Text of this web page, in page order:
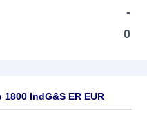
-
0
IndG&S ER EUR